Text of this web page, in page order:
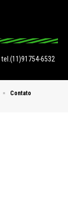
tel.(11)91754-6532
Contato